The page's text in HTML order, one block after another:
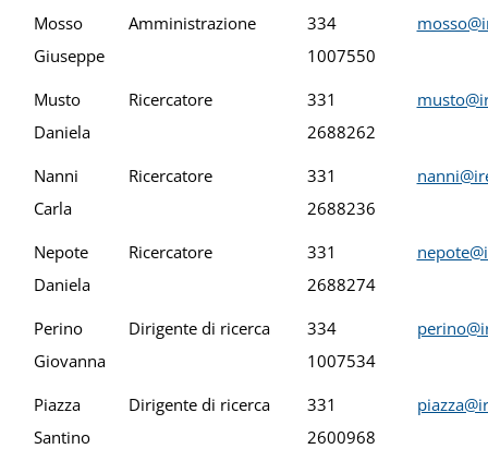
Mosso
Giuseppe
Amministrazione
334
1007550
Musto
Daniela
Ricercatore
331
2688262
Nanni
Carla
Ricercatore
331
2688236
Nepote
Daniela
Ricercatore
331
2688274
Perino
Giovanna
Dirigente di ricerca
334
1007534
Piazza
Santino
Dirigente di ricerca
331
2600968